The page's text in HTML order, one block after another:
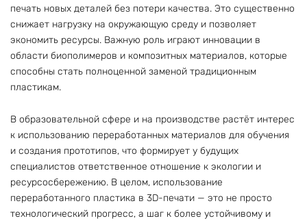
печать новых деталей без потери качества. Это существенно
снижает нагрузку на окружающую среду и позволяет
экономить ресурсы. Важную роль играют инновации в
области биополимеров и композитных материалов, которые
способны стать полноценной заменой традиционным
пластикам.
В образовательной сфере и на производстве растёт интерес
к использованию переработанных материалов для обучения
и создания прототипов, что формирует у будущих
специалистов ответственное отношение к экологии и
ресурсосбережению. В целом, использование
переработанного пластика в 3D-печати — это не просто
технологический прогресс, а шаг к более устойчивому и